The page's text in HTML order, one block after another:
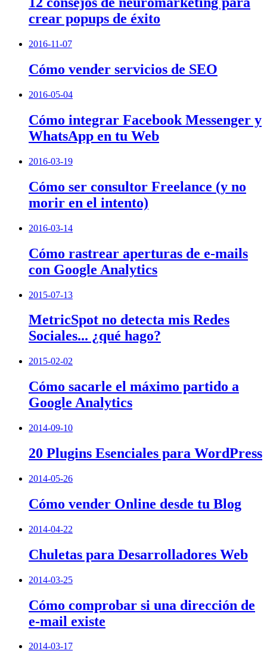
crear popups de éxito
2016-11-07
Cómo vender servicios de SEO
2016-05-04
Cómo integrar Facebook Messenger y
WhatsApp en tu Web
2016-03-19
Cómo ser consultor Freelance (y no
morir en el intento)
2016-03-14
Cómo rastrear aperturas de e-mails
con Google Analytics
2015-07-13
MetricSpot no detecta mis Redes
Sociales... ¿qué hago?
2015-02-02
Cómo sacarle el máximo partido a
Google Analytics
2014-09-10
20 Plugins Esenciales para WordPress
2014-05-26
Cómo vender Online desde tu Blog
2014-04-22
Chuletas para Desarrolladores Web
2014-03-25
Cómo comprobar si una dirección de
e-mail existe
2014-03-17